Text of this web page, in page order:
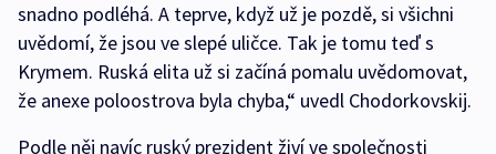
snadno podléhá. A teprve, když už je pozdě, si všichni
uvědomí, že jsou ve slepé uličce. Tak je tomu teď s
Krymem. Ruská elita už si začíná pomalu uvědomovat,
že anexe poloostrova byla chyba,“ uvedl Chodorkovskij.
Podle něj navíc ruský prezident živí ve společnosti